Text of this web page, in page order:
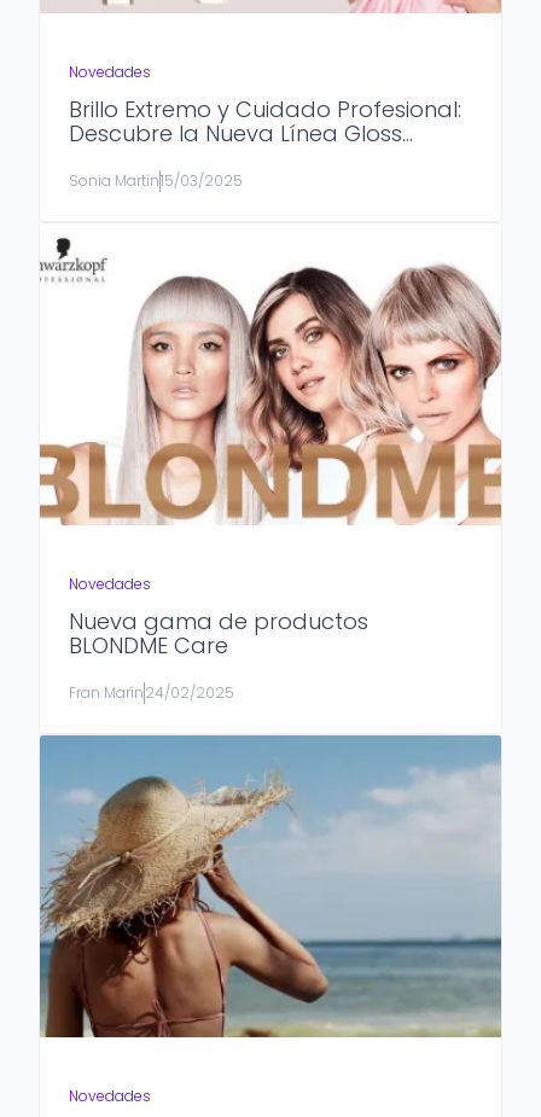
Novedades
Brillo Extremo y Cuidado Profesional:
Descubre la Nueva Línea Gloss
Sonia Martín15/03/2025
Novedades
Nueva gama de productos
BLONDME Care
Fran Marín24/02/2025
Novedades